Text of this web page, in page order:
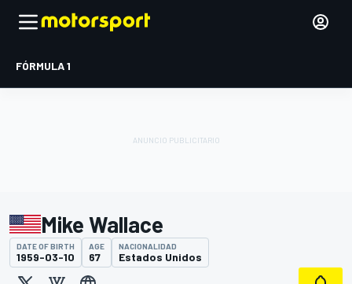
FÓRMULA 1
Mike Wallace
DATE OF BIRTH
1959-03-10
AGE
67
NACIONALIDAD
Estados Unidos